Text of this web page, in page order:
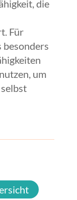
die
Für
besonders
um